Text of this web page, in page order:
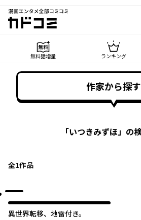
漫画エンタメ全部コミコミ
カドコミ
無料話増量 ランキング
作家から探す
「いつきみずほ」の
全1作品
異世界転移、地雷付き。